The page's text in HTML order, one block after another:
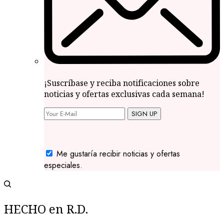
¡Suscríbase y reciba notificaciones sobre
noticias y ofertas exclusivas cada semana!
SIGN UP
Me gustaría recibir noticias y ofertas
especiales.
HECHO en R.D.